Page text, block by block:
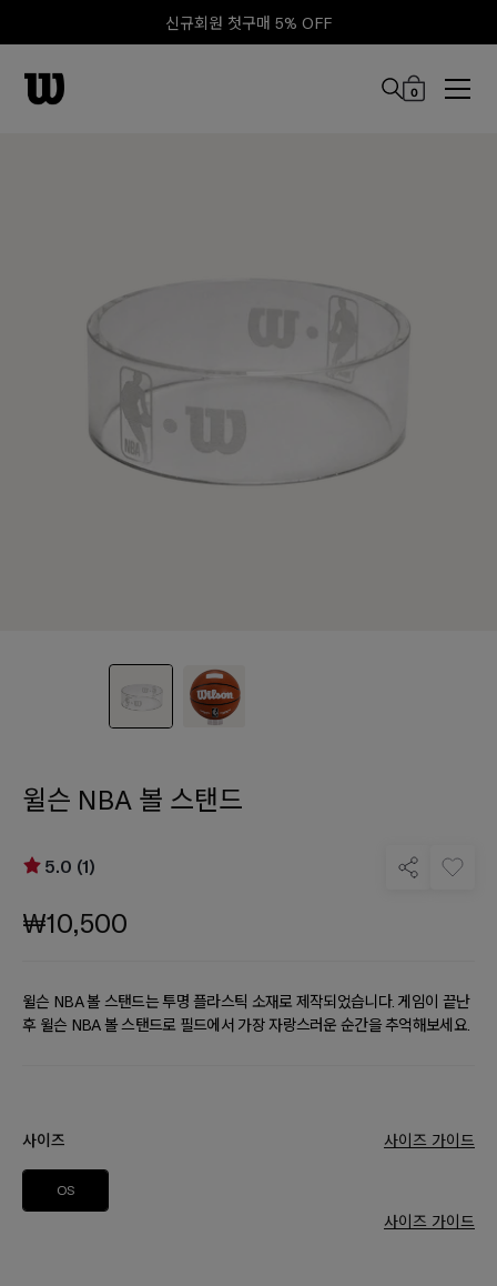
신규회원 첫구매 5% OFF
0
윌슨 NBA 볼 스탠드
5.0 (1)
₩10,500
윌슨 NBA 볼 스탠드는 투명 플라스틱 소재로 제작되었습니다. 게임이 끝난
후 윌슨 NBA 볼 스탠드로 필드에서 가장 자랑스러운 순간을 추억해보세요.
사이즈 사이즈 가이드
OS
사이즈 가이드